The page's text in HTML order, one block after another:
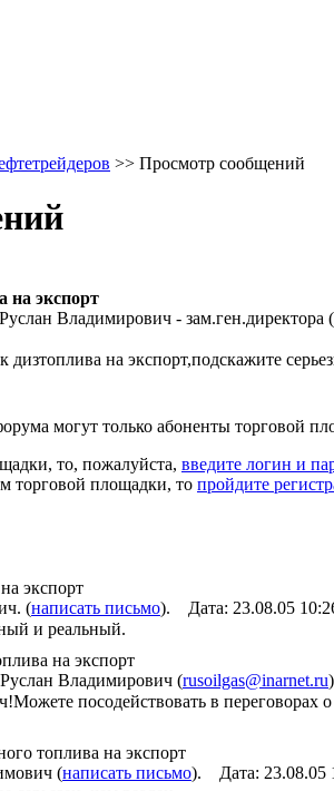
>> Просмотр сообщений
на экспорт
Владимирович - зам.ген.директора (
на экспорт,подскажите
могут только абоненты торговой
то, пожалуйста, введите логин и
торговой площадки, то пройдите
экспорт
(написать письмо). Дата: 23.08.05
и реальный.
на экспорт
Владимирович (rusoilgas@inarnet.ru
посодействовать в переговорах
топлива на экспорт
(написать письмо). Дата: 23.08.05